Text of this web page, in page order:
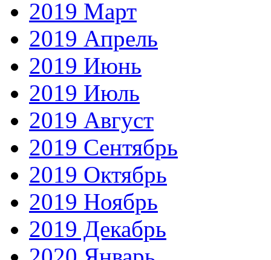
2019 Март
2019 Апрель
2019 Июнь
2019 Июль
2019 Август
2019 Сентябрь
2019 Октябрь
2019 Ноябрь
2019 Декабрь